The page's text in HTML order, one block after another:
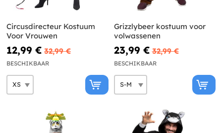
Circusdirecteur Kostuum
Voor Vrouwen
12,99 € 32,99 €
BESCHIKBAAR
Grizzlybeer kostuum voor
volwassenen
23,99 € 32,99 €
BESCHIKBAAR